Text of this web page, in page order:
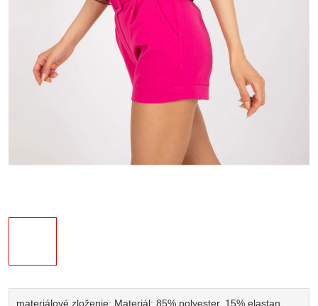
materiálové zloženie: Materiál: 85% polyester, 15% elastan